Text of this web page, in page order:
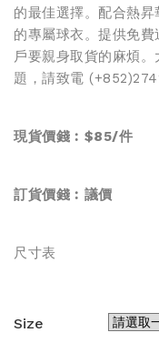
的最佳選擇。配合熱
的專屬球衣。提供免
戶要親身取貨的麻煩
題，請致電
現貨價錢︰$85/件
訂貨價錢︰ 議價
尺寸表
Size